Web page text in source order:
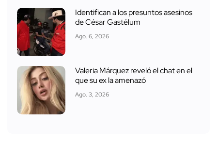
Identifican a los presuntos asesinos
de César Gastélum
Ago. 6, 2026
Valeria Márquez reveló el chat en el
que su ex la amenazó
Ago. 3, 2026